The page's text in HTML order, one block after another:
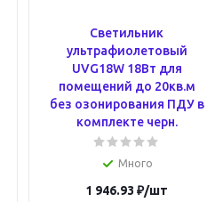
Светильник
ультрафиолетовый
UVG18W 18Вт для
помещений до 20кв.м
без озонирования ПДУ в
комплекте черн.
Много
1 946.93 ₽/шт